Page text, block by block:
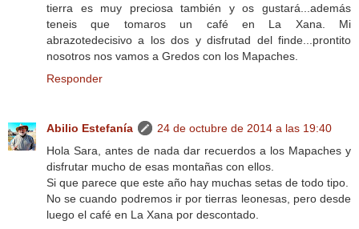
tierra es muy preciosa también y os gustará...además
teneis que tomaros un café en La Xana. Mi
abrazotedecisivo a los dos y disfrutad del finde...prontito
nosotros nos vamos a Gredos con los Mapaches.
Responder
Abilio Estefanía
24 de octubre de 2014 a las 19:40
Hola Sara, antes de nada dar recuerdos a los Mapaches y
disfrutar mucho de esas montañas con ellos.
Si que parece que este año hay muchas setas de todo tipo.
No se cuando podremos ir por tierras leonesas, pero desde
luego el café en La Xana por descontado.